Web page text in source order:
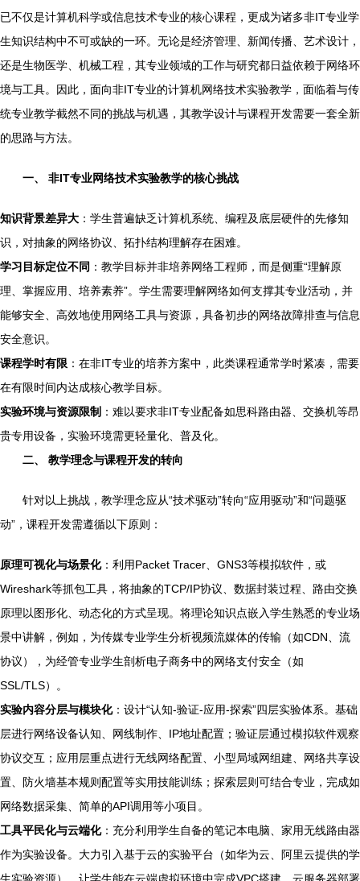
已不仅是计算机科学或信息技术专业的核心课程，更成为诸多非IT专业学
生知识结构中不可或缺的一环。无论是经济管理、新闻传播、艺术设计，
还是生物医学、机械工程，其专业领域的工作与研究都日益依赖于网络环
境与工具。因此，面向非IT专业的计算机网络技术实验教学，面临着与传
统专业教学截然不同的挑战与机遇，其教学设计与课程开发需要一套全新
的思路与方法。
一、 非IT专业网络技术实验教学的核心挑战
知识背景差异大 ：学生普遍缺乏计算机系统、编程及底层硬件的先修知
识，对抽象的网络协议、拓扑结构理解存在困难。
学习目标定位不同 ：教学目标并非培养网络工程师，而是侧重“理解原
理、掌握应用、培养素养”。学生需要理解网络如何支撑其专业活动，并
能够安全、高效地使用网络工具与资源，具备初步的网络故障排查与信息
安全意识。
课程学时有限 ：在非IT专业的培养方案中，此类课程通常学时紧凑，需要
在有限时间内达成核心教学目标。
实验环境与资源限制 ：难以要求非IT专业配备如思科路由器、交换机等昂
贵专用设备，实验环境需更轻量化、普及化。
二、 教学理念与课程开发的转向
针对以上挑战，教学理念应从“技术驱动”转向“应用驱动”和“问题驱
动”，课程开发需遵循以下原则：
原理可视化与场景化：利用Packet Tracer、GNS3等模拟软件，或
Wireshark等抓包工具，将抽象的TCP/IP协议、数据封装过程、路由交换
原理以图形化、动态化的方式呈现。将理论知识点嵌入学生熟悉的专业场
景中讲解，例如，为传媒专业学生分析视频流媒体的传输（如CDN、流
协议），为经管专业学生剖析电子商务中的网络支付安全（如
SSL/TLS）。
实验内容分层与模块化：设计“认知-验证-应用-探索”四层实验体系。基础
层进行网络设备认知、网线制作、IP地址配置；验证层通过模拟软件观察
协议交互；应用层重点进行无线网络配置、小型局域网组建、网络共享设
置、防火墙基本规则配置等实用技能训练；探索层则可结合专业，完成如
网络数据采集、简单的API调用等小项目。
工具平民化与云端化：充分利用学生自备的笔记本电脑、家用无线路由器
作为实验设备。大力引入基于云的实验平台（如华为云、阿里云提供的学